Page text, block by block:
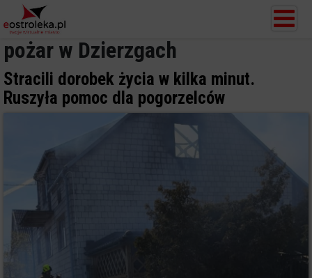
pożar w Dzierzgach
Stracili dorobek życia w kilka minut.
Ruszyła pomoc dla pogorzelców